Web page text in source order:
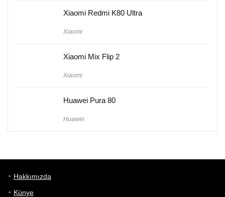
Xiaomi Redmi K80 Ultra
Xiaomi
Xiaomi Mix Flip 2
Xiaomi
Huawei Pura 80
Huawei
Hakkımızda
Künye